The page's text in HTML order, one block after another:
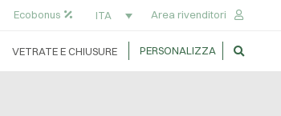
Ecobonus ITA Area rivenditori
VETRATE E CHIUSURE PERSONALIZZA